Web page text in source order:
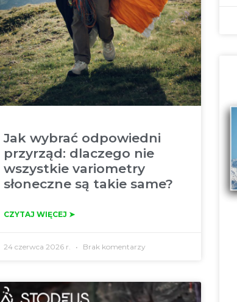
Jak wybrać odpowiedni
przyrząd: dlaczego nie
wszystkie variometry
słoneczne są takie same?
CZYTAJ WIĘCEJ ➤
24 czerwca 2026 r. Brak komentarzy